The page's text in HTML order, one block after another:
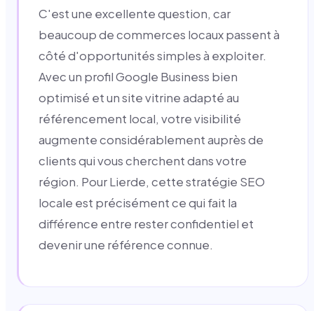
C'est une excellente question, car
beaucoup de commerces locaux passent à
côté d'opportunités simples à exploiter.
Avec un profil Google Business bien
optimisé et un site vitrine adapté au
référencement local, votre visibilité
augmente considérablement auprès de
clients qui vous cherchent dans votre
région. Pour Lierde, cette stratégie SEO
locale est précisément ce qui fait la
différence entre rester confidentiel et
devenir une référence connue.